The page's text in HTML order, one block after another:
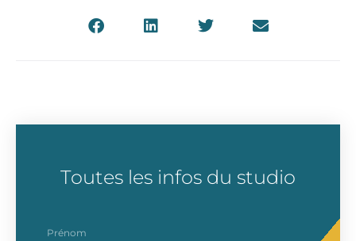
Toutes les infos du studio